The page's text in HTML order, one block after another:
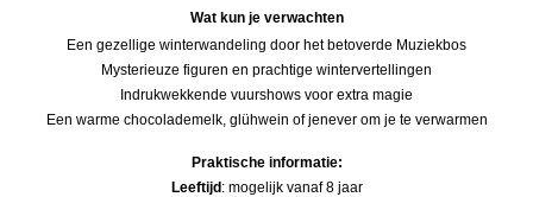
Wat kun je verwachten
Een gezellige winterwandeling door het betoverde Muziekbos
Mysterieuze figuren en prachtige wintervertellingen
Indrukwekkende vuurshows voor extra magie
Een warme chocolademelk, glühwein of jenever om je te verwarmen
Praktische informatie:
Leeftijd : mogelijk vanaf 8 jaar